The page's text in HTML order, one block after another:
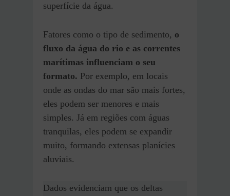
superfície da água.
Fatores como o tipo de sedimento, o
fluxo da água do rio e as correntes
marítimas influenciam o seu
formato. Por exemplo, em locais
onde as ondas do mar são mais fortes,
eles podem ser menores e mais
simples. Já em regiões com águas
tranquilas, eles podem se expandir
muito, formando extensas planícies
aluviais.
Dados evidenciam que os deltas